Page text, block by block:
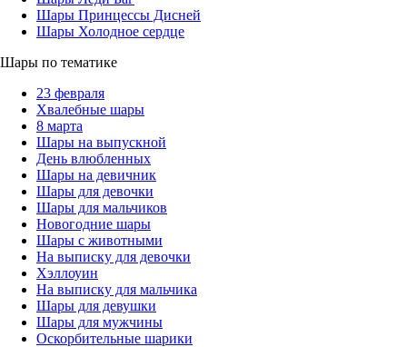
Шары Принцессы Дисней
Шары Холодное сердце
Шары по тематике
23 февраля
Хвалебные шары
8 марта
Шары на выпускной
День влюбленных
Шары на девичник
Шары для девочки
Шары для мальчиков
Новогодние шары
Шары с животными
На выписку для девочки
Хэллоуин
На выписку для мальчика
Шары для девушки
Шары для мужчины
Оскорбительные шарики